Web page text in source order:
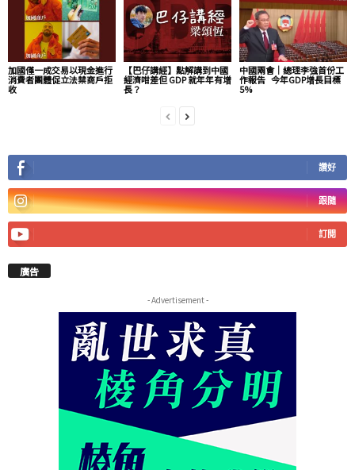
加國僅一成交易以現金進行
消費者團體促立法禁商戶拒
收
【巴仔講經】點解講到中國
經濟咁差但 GDP 就年年有增
長？
中國兩會｜總理李強首份工
作報告 今年GDP增長目標
5%
讚好
跟隨
訂閱
廣告
- Advertisement -